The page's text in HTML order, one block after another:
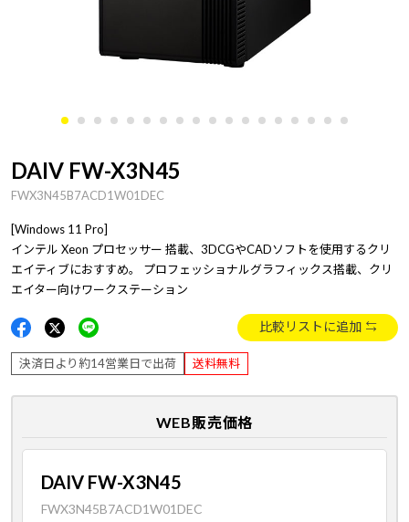
DAIV FW-X3N45
FWX3N45B7ACD1W01DEC
[Windows 11 Pro]
インテル Xeon プロセッサー 搭載、3DCGやCADソフトを使用するクリ
エイティブにおすすめ。 プロフェッショナルグラフィックス搭載、クリ
エイター向けワークステーション
比較リストに追加
決済日より約14営業日で出荷 送料無料
WEB販売価格
DAIV FW-X3N45
FWX3N45B7ACD1W01DEC